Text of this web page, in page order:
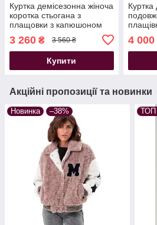
Куртка демісезонна жіноча
коротка стьогана з
плащовки з капюшоном
3 260 ₴ 3 560 ₴
Купити
Куртка
4 000
Акційні пропозиції та новинки
Новинка –38%